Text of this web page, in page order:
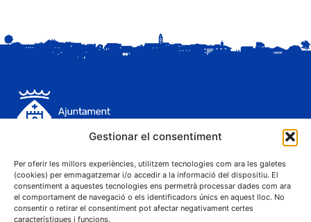
Gestionar el consentiment
Per oferir les millors experiències, utilitzem tecnologies com ara les galetes
(cookies) per emmagatzemar i/o accedir a la informació del dispositiu. El
consentiment a aquestes tecnologies ens permetrà processar dades com ara
el comportament de navegació o els identificadors únics en aquest lloc. No
consentir o retirar el consentiment pot afectar negativament certes
característiques i funcions.
C. Sant Josep, 1